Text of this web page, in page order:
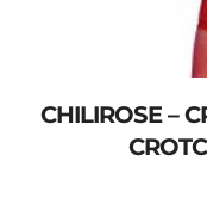
CHILIROSE –